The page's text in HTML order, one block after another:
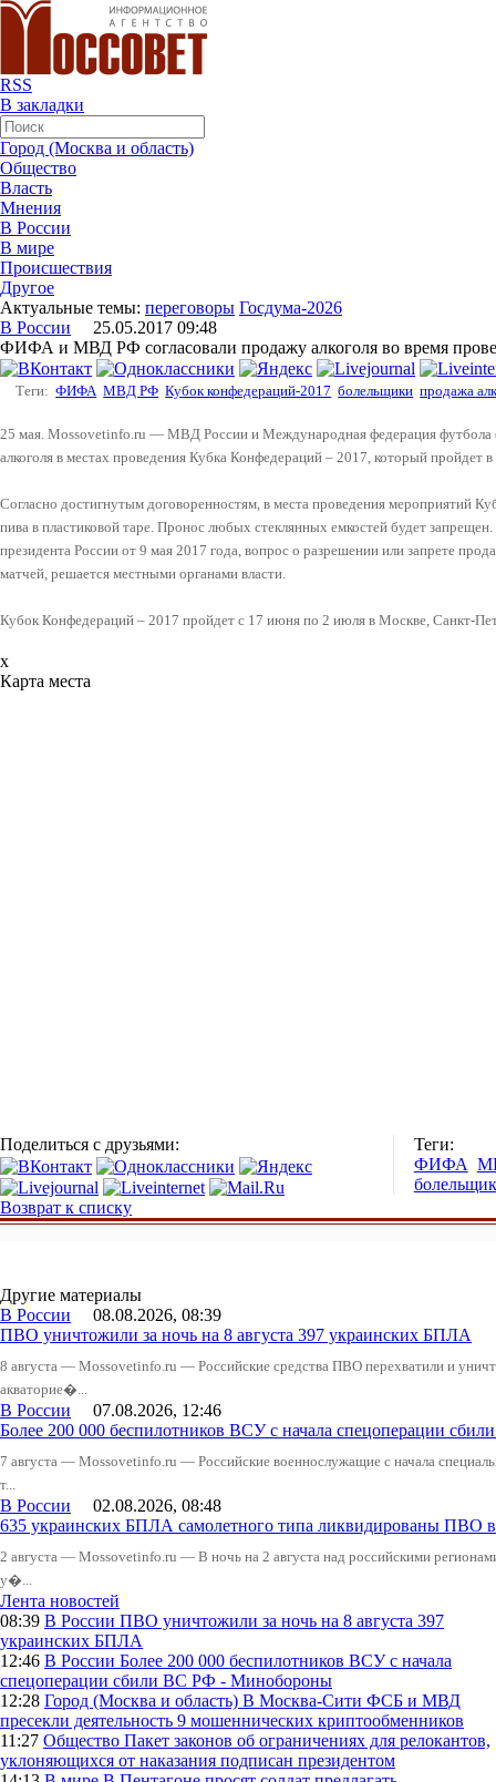
RSS
В закладки
Город (Москва и область)
Общество
Власть
Мнения
В России
В мире
Происшествия
Другое
Актуальные темы: переговоры Госдума-2026
В России 25.05.2017 09:48
ФИФА и МВД РФ согласовали продажу алкоголя во время
Теги: ФИФА МВД РФ Кубок конфедераций-2017 болельщики продажа
25 мая. Mossovetinfo.ru — МВД России и Международная федерация футбола
алкоголя в местах проведения Кубка Конфедераций – 2017, который пройдет
Согласно достигнутым договоренностям, в места проведения мероприятий
пива в пластиковой таре. Пронос любых стеклянных емкостей будет
президента России от 9 мая 2017 года, вопрос о разрешении или запрете
матчей, решается местными органами власти.
Кубок Конфедераций – 2017 пройдет с 17 июня по 2 июля в Москве, Санкт-
x
Карта места
Поделиться с друзьями:
Теги:
ФИФА
Возврат к списку
Другие материалы
В России 08.08.2026, 08:39
ПВО уничтожили за ночь на 8 августа 397 украинских БПЛА
8 августа — Mossovetinfo.ru — Российские средства ПВО перехватили и
акваторие�...
В России 07.08.2026, 12:46
Более 200 000 беспилотников ВСУ с начала спецоперации
7 августа — Mossovetinfo.ru — Российские военнослужащие с начала
т...
В России 02.08.2026, 08:48
635 украинских БПЛА самолетного типа ликвидированы ПВО
2 августа — Mossovetinfo.ru — В ночь на 2 августа над российскими
у�...
Лента новостей
08:39 В России ПВО уничтожили за ночь на 8 августа 397
украинских БПЛА
12:46 В России Более 200 000 беспилотников ВСУ с начала
спецоперации сбили ВС РФ - Минобороны
12:28 Город (Москва и область) В Москва-Сити ФСБ и МВД
пресекли деятельность 9 мошеннических криптообменников
11:27 Общество Пакет законов об ограничениях для релокантов,
уклоняющихся от наказания подписан президентом